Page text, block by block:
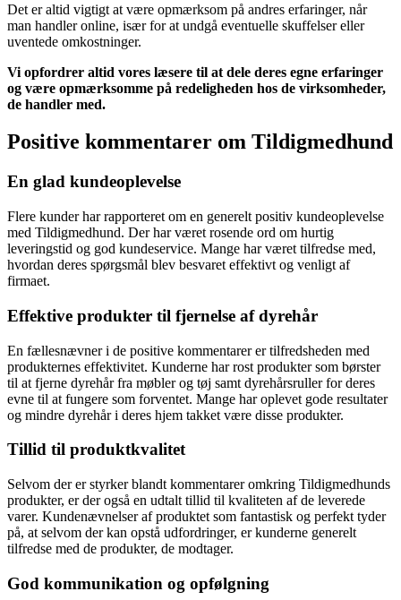
Det er altid vigtigt at være opmærksom på andres erfaringer, når
man handler online, især for at undgå eventuelle skuffelser eller
uventede omkostninger.
Vi opfordrer altid vores læsere til at dele deres egne erfaringer
og være opmærksomme på redeligheden hos de virksomheder,
de handler med.
Positive kommentarer om Tildigmedhund
En glad kundeoplevelse
Flere kunder har rapporteret om en generelt positiv kundeoplevelse
med Tildigmedhund. Der har været rosende ord om hurtig
leveringstid og god kundeservice. Mange har været tilfredse med,
hvordan deres spørgsmål blev besvaret effektivt og venligt af
firmaet.
Effektive produkter til fjernelse af dyrehår
En fællesnævner i de positive kommentarer er tilfredsheden med
produkternes effektivitet. Kunderne har rost produkter som børster
til at fjerne dyrehår fra møbler og tøj samt dyrehårsruller for deres
evne til at fungere som forventet. Mange har oplevet gode resultater
og mindre dyrehår i deres hjem takket være disse produkter.
Tillid til produktkvalitet
Selvom der er styrker blandt kommentarer omkring Tildigmedhunds
produkter, er der også en udtalt tillid til kvaliteten af de leverede
varer. Kundenævnelser af produktet som fantastisk og perfekt tyder
på, at selvom der kan opstå udfordringer, er kunderne generelt
tilfredse med de produkter, de modtager.
God kommunikation og opfølgning